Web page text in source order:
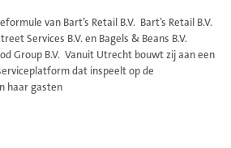
van Bart’s Retail B.V. Bart’s Retail B.V.
Services B.V. en Bagels & Beans B.V.
Group B.V. Vanuit Utrecht bouwt zij aan een
dat inspeelt op de
haar gasten